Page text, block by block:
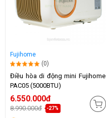
Fujihome
(0)
Điều hòa di động mini Fujihome
PAC05 (5000BTU)
6.550.000đ
8.990.000đ -27%